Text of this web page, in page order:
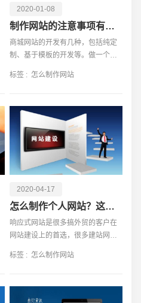
2020-01-08
制作网站的注意事项有哪些
商城网站的开发有几种，包括纯定
制、基于模板的开发等。做一个商
建站的话价格相对较低，而采用定
商城网站上做文章的企
标签 : 怎么制作网站
2020-04-17
怎么制作个人网站？这些常识要知晓！
响应式网站是很多搞外贸的客户在
网站建设上的首选，很多建站网站
网站，但是很多客户签了网站制作
网站，响应式网站这一
标签 : 怎么制作网站
微信号